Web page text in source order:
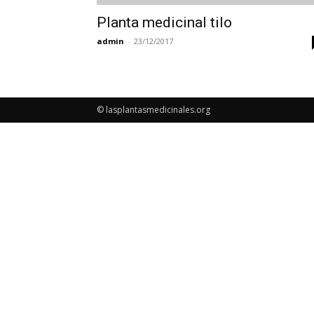
Planta medicinal tilo
admin - 23/12/2017
© lasplantasmedicinales.org